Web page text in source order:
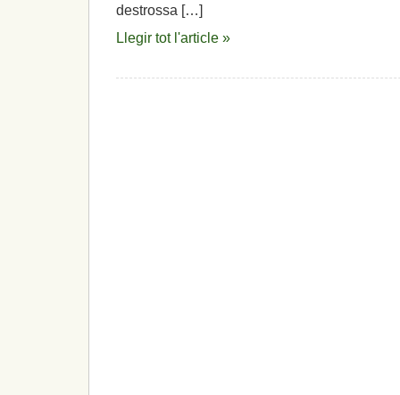
destrossa […]
Llegir tot l'article »